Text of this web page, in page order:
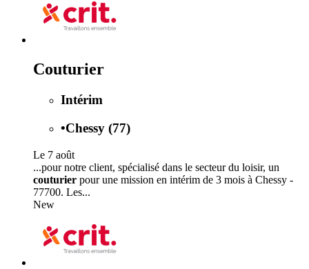
Couturier
Intérim
•Chessy (77)
Le 7 août
...pour notre client, spécialisé dans le secteur du loisir, un
couturier pour une mission en intérim de 3 mois à Chessy -
77700. Les...
New